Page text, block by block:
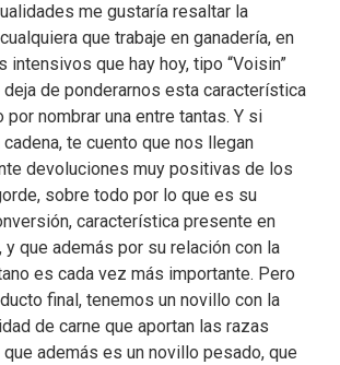
me gustaría resaltar la
que trabaje en ganadería, en
que hay hoy, tipo “Voisin”
de ponderarnos esta característica
por nombrar una entre tantas. Y si
te cuento que nos llegan
devoluciones muy positivas de los
sobre todo por lo que es su
característica presente en
y que además por su relación con la
es cada vez más importante. Pero
final, tenemos un novillo con la
de carne que aportan las razas
además es un novillo pesado, que